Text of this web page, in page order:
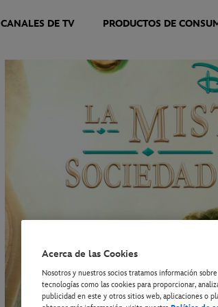
CANALES DE TV PRODUCTOS DE
Acerca de las Cookies
Nosotros y nuestros socios tratamos información
tecnologías como las cookies para proporcionar,
publicidad en este y otros sitios web, aplicaciones o